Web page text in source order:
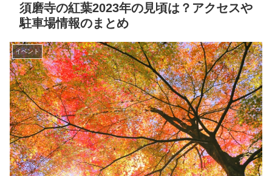
須磨寺の紅葉2023年の見頃は？アクセスや
駐車場情報のまとめ
イベント